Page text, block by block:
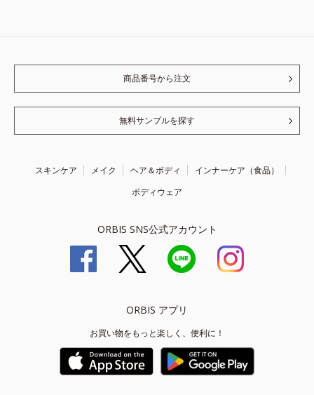
商品番号から注文
無料サンプルを探す
スキンケア メイク ヘア＆ボディ
インナーケア（食品）
ボディウェア
ORBIS SNS公式アカウント
ORBIS アプリ
お買い物をもっと楽しく、便利に！